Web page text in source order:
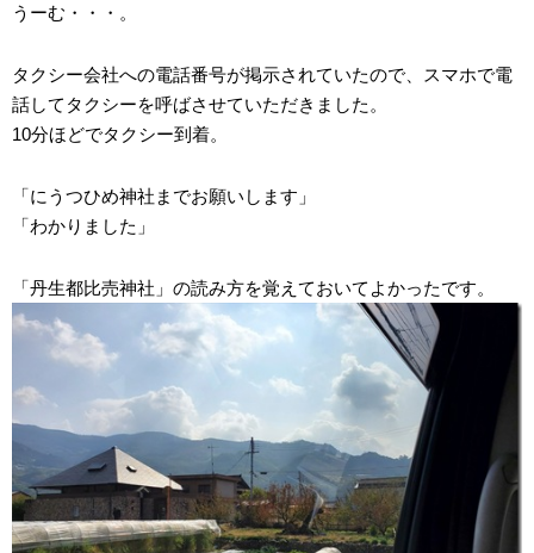
うーむ・・・。
タクシー会社への電話番号が掲示されていたので、スマホで電
話してタクシーを呼ばさせていただきました。
10分ほどでタクシー到着。
「にうつひめ神社までお願いします」
「わかりました」
「丹生都比売神社」の読み方を覚えておいてよかったです。